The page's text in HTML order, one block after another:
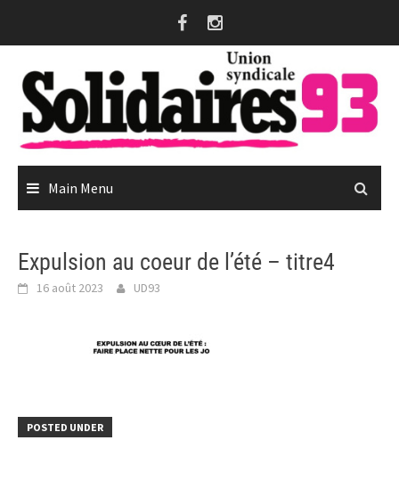
Main Menu
Expulsion au coeur de l’été – titre4
16 août 2023 UD93
POSTED UNDER